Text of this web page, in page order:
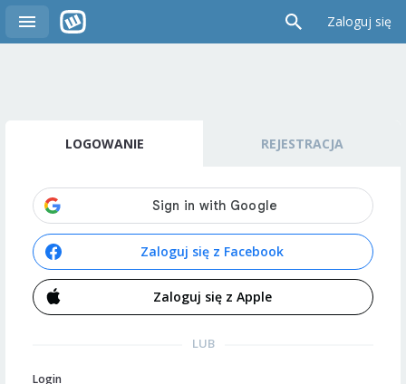
Zaloguj się
LOGOWANIE REJESTRACJA
Zaloguj się z Facebook
Zaloguj się z Apple
LUB
Login